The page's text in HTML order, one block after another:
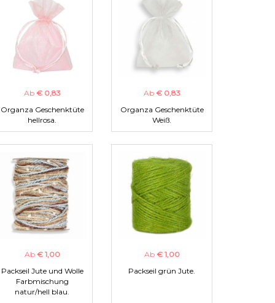
Ab € 0,83
Organza Geschenktüte
hellrosa.
Ab € 0,83
Organza Geschenktüte
Weiß.
Ab € 1,00
Packseil Jute und Wolle
Farbmischung
natur/hell blau.
Ab € 1,00
Packseil grün Jute.